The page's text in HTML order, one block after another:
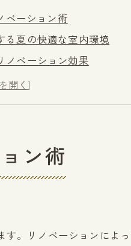
ベーション術
る夏の快適な室内環境
ノベーション効果
ノベーションのポイント
率を高める内窓の選び方
知る
遮熱と断熱を賢く選ぶ
ットをリノベーションで
ない内窓の選び方とは
ン術
。リノベーションによ